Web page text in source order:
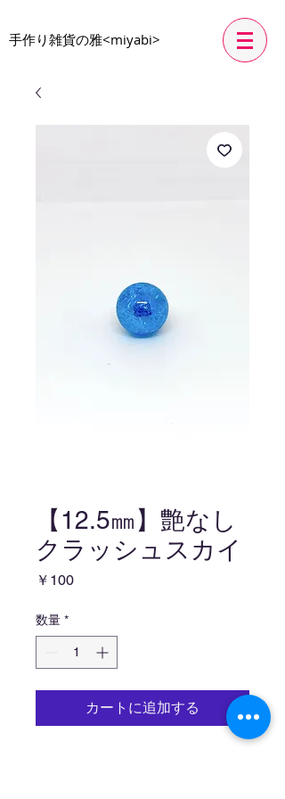
​手作り雑貨の雅<miyabi>
【12.5㎜】艶なし
クラッシュスカイ
￥100価
数量 *
カートに追加する